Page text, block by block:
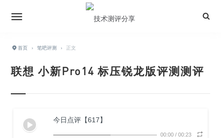
首页 › 笔吧评测 › 正文
联想 小新Pro14 标压锐龙版评测测评
今日点评【617】
00:00 / 00:23